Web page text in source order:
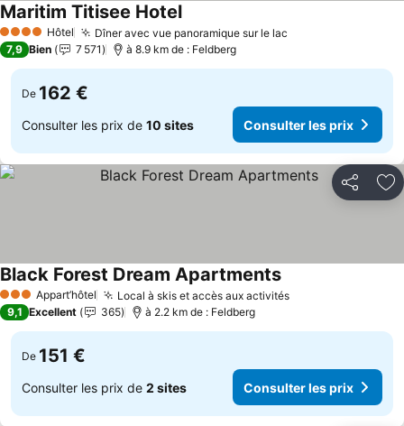
4 Étoiles Hôtel Dîner avec vue panoramique sur le lac
Maritim Titisee HotelConsulter les prix
7,9 Bien 7 571 à 8.9 km de : Feldberg
De 162 €
Consulter les prix de 10 sites Consulter les prix
Partager
3 ÉtoilesAppart’hôtel Local à skis et accès aux activitésConsulter les
Black Forest Dream ApartmentsConsulter les prix
9,1 Excellent 365 à 2.2 km de : Feldberg
De 151 €
Consulter les prix de 2 sites Consulter les prix